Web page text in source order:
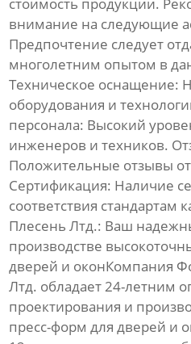
стоимость продукции.
внимание на следующие
Предпочтение следует
многолетним опытом в
Техническое оснащение:
оборудования и
персонала: Высокий
инженеров и техников.
Положительные отзывы
Сертификация: Наличие
соответствия стандартам
Плесень Лтд.: Ваш
производстве
дверей и оконКомпания
Лтд. обладает 24-летним
проектирования и
пресс-форм для дверей и